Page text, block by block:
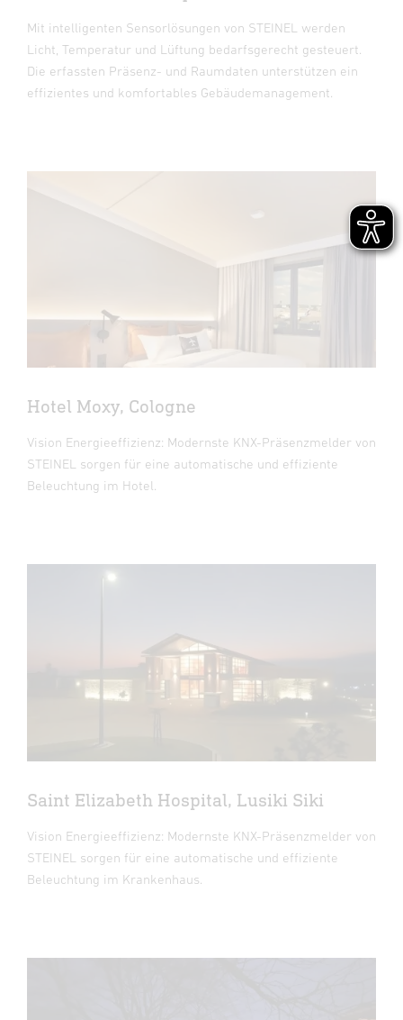
Mit intelligenten Sensorlösungen von STEINEL werden
Licht, Temperatur und Lüftung bedarfsgerecht gesteuert.
Die erfassten Präsenz- und Raumdaten unterstützen ein
effizientes und komfortables Gebäudemanagement.
Hotel Moxy, Cologne
Vision Energieeffizienz: Modernste KNX-Präsenzmelder von
STEINEL sorgen für eine automatische und effiziente
Beleuchtung im Hotel.
Saint Elizabeth Hospital, Lusiki Siki
Vision Energieeffizienz: Modernste KNX-Präsenzmelder von
STEINEL sorgen für eine automatische und effiziente
Beleuchtung im Krankenhaus.